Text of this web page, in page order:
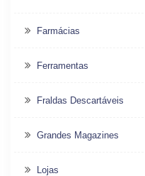
Farmácias
Ferramentas
Fraldas Descartáveis
Grandes Magazines
Lojas